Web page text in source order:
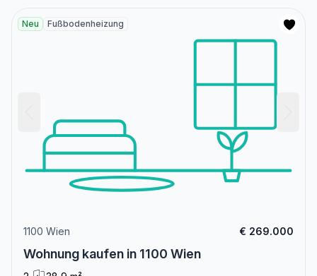
Neu Fußbodenheizung
1100 Wien € 269.000
Wohnung kaufen in 1100 Wien